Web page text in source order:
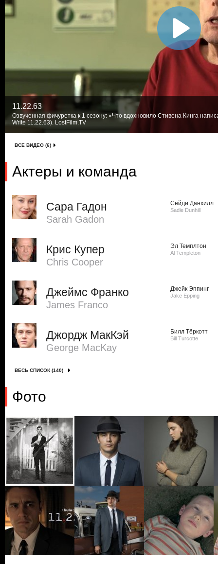
11.22.63
Озвученная фичуретка к 1 сезону: «Что вдохновило Стивена Кинга
Write 11.22.63). LostFilm.TV
ВСЕ ВИДЕО (6)
Актеры и команда
Сара Гадон
Sarah Gadon
Сейди Данхилл
Sadie Dunhill
Крис Купер
Chris Cooper
Эл Темплтон
Al Templeton
Джеймс Франко
James Franco
Джейк Эппинг
Jake Epping
Джордж МакКэй
George MacKay
Билл Тёркотт
Bill Turcotte
ВЕСЬ СПИСОК (140)
Фото